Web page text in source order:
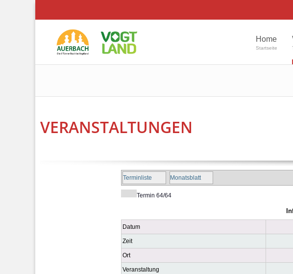
Home
Startseite
VERANSTALTUNGEN
Terminliste Monatsblatt
Termin 64/64
Datum
Zeit
Ort
Veranstaltung